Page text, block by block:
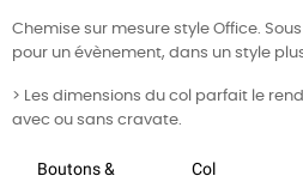
Chemise sur mesure style Office.
pour un évènement, dans un style
> Les dimensions du col parfait le
avec ou sans cravate.
Boutons &
Col